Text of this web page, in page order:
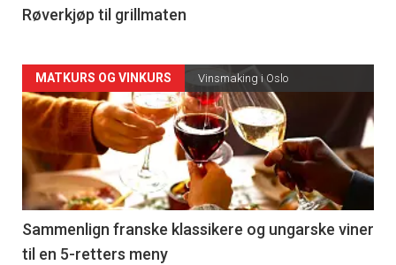
4
Røverkjøp til grillmaten
Forsiden
akkurat
nå
-
5
MATKURS OG VINKURS Vinsmaking i Oslo
Sammenlign franske klassikere og ungarske viner
til en 5-retters meny